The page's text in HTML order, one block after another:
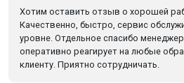
Хотим оставить отзыв о хорошей
Качественно, быстро, сервис
уровне. Отдельное спасибо
оперативно реагирует на любые
клиенту. Приятно сотрудничать.